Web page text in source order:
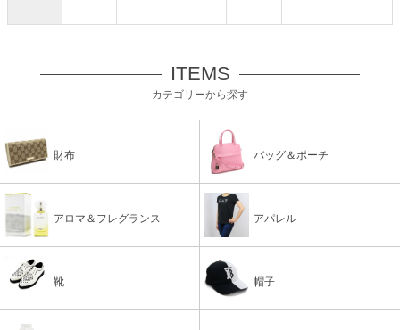
ITEMS
カテゴリーから探す
財布 バッグ＆ポーチ
アロマ＆フレグランス アパレル
靴 帽子